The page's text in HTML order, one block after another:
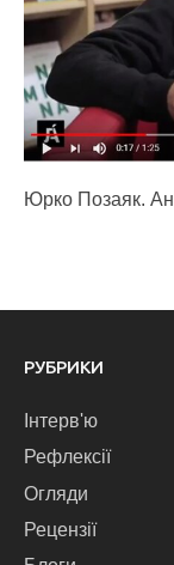
Юрко Позаяк.
РУБРИКИ
Інтерв'ю
Рефлексії
Огляди
Рецензії